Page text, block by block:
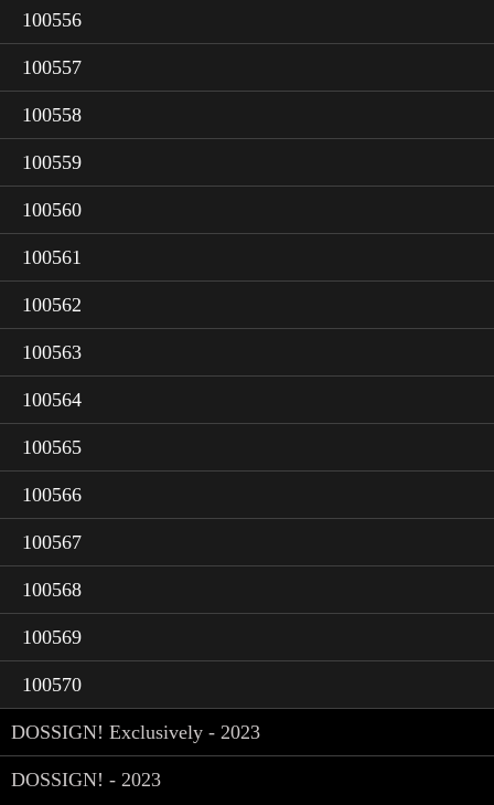
100556
100557
100558
100559
100560
100561
100562
100563
100564
100565
100566
100567
100568
100569
100570
DOSSIGN! Exclusively - 2023
DOSSIGN! - 2023